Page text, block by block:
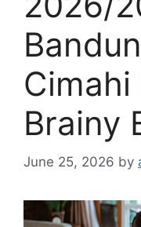
Cimahi
Brainy
June 25, 2026 by